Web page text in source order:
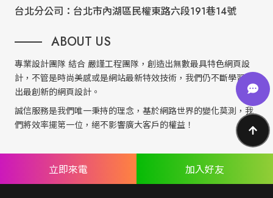
台北分公司： 台北市內湖區民權東路六段191巷14號
ABOUT US
專業設計團隊 結合 嚴謹工程團隊，創造出無數最具特色網頁設
計，不管是時尚美感或是網站最新特效技術，我們仍不斷學習推
出最創新的網頁設計。
誠信服務是我們唯一秉持的理念，基於網路世界的變化莫測，我
們將效率擺第一位，絕不影響廣大客戶的權益！
立即來電 加入好友